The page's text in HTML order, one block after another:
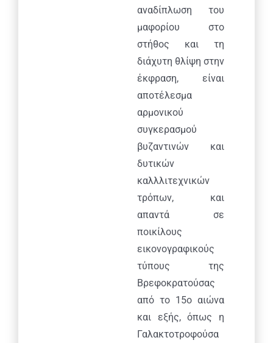
αναδίπλωση του
μαφορίου στο
στήθος και τη
διάχυτη θλίψη στην
έκφραση, είναι
αποτέλεσμα
αρμονικού
συγκερασμού
βυζαντινών και
δυτικών
καλλλιτεχνικών
τρόπων, και
απαντά σε
ποικίλους
εικονογραφικούς
τύπους της
Βρεφοκρατούσας
από το 15ο αιώνα
και εξής, όπως η
Γαλακτοτροφούσα